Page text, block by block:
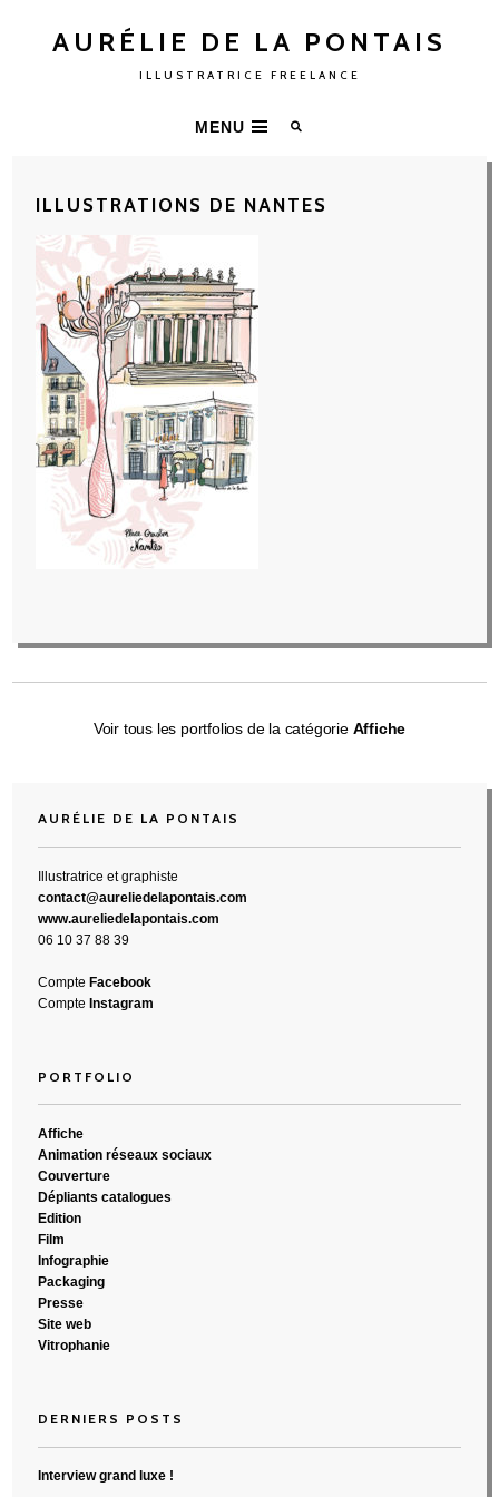
AURÉLIE DE LA PONTAIS
ILLUSTRATRICE FREELANCE
MENU
ILLUSTRATIONS DE NANTES
Voir tous les portfolios de la catégorie Affiche
AURÉLIE DE LA PONTAIS
Illustratrice et graphiste
contact@aureliedelapontais.com
www.aureliedelapontais.com
06 10 37 88 39
Compte Facebook
Compte Instagram
PORTFOLIO
Affiche
Animation réseaux sociaux
Couverture
Dépliants catalogues
Edition
Film
Infographie
Packaging
Presse
Site web
Vitrophanie
DERNIERS POSTS
Interview grand luxe !